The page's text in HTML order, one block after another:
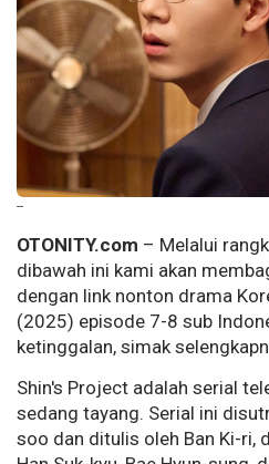
--
OTONITY.com – Melalui
dibawah ini kami akan
dengan link nonton drama
(2025) episode 7-8 sub
ketinggalan, simak
Shin's Project adalah serial
sedang tayang. Serial ini
soo dan ditulis oleh Ban Ki-ri,